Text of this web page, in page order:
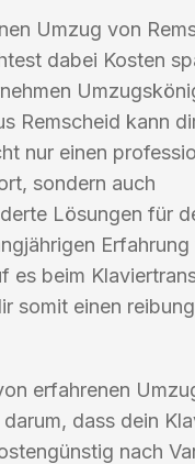
Umzug von
dabei Kosten
Remscheid kann
nur einen
sondern auch
Lösungen für
es beim
somit einen
erfahrenen
dass dein
nach